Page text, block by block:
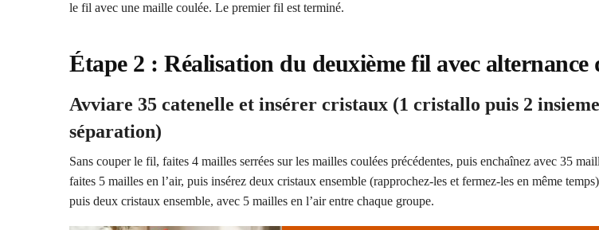
le fil avec une maille coulée. Le premier fil est terminé.
Étape 2 : Réalisation du deuxième fil avec alternance
Avviare 35 catenelle et insérer cristaux (1 cristallo puis 2
séparation)
Sans couper le fil, faites 4 mailles serrées sur les mailles coulées précédentes, puis enchaînez avec 35
faites 5 mailles en l’air, puis insérez deux cristaux ensemble (rapprochez-les et fermez-les en même
puis deux cristaux ensemble, avec 5 mailles en l’air entre chaque groupe.